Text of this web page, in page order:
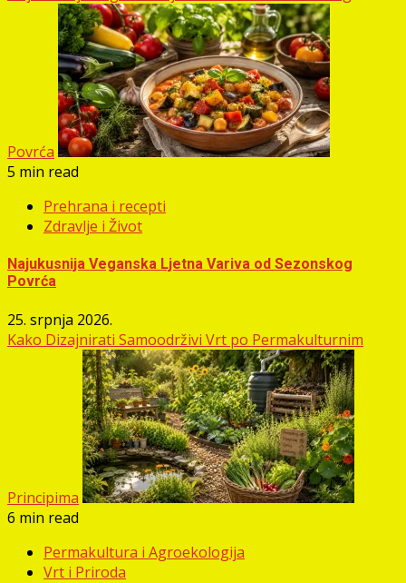
Povrća
5 min read
Prehrana i recepti
Zdravlje i Život
Najukusnija Veganska Ljetna Variva od Sezonskog
Povrća
25. srpnja 2026.
Kako Dizajnirati Samoodrživi Vrt po Permakulturnim
Principima
6 min read
Permakultura i Agroekologija
Vrt i Priroda